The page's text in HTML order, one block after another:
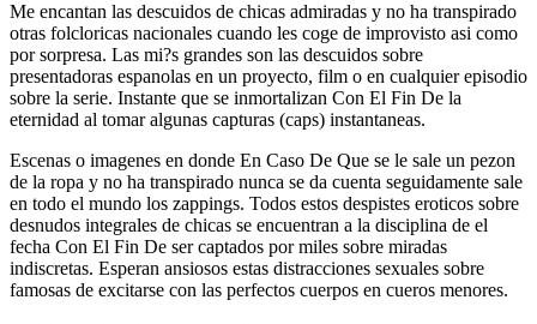
Me encantan las descuidos de chicas admiradas y no ha transpirado
otras folcloricas nacionales cuando les coge de improvisto asi­ como
por sorpresa. Las mi?s grandes son las descuidos sobre
presentadoras espanolas en un proyecto, film o en cualquier episodio
sobre la serie. Instante que se inmortalizan Con El Fin De la
eternidad al tomar algunas capturas (caps) instantaneas.
Escenas o imagenes en donde En Caso De Que se le sale un pezon
de la ropa y no ha transpirado nunca se da cuenta seguidamente sale
en todo el mundo los zappings. Todos estos despistes eroticos sobre
desnudos integrales de chicas se encuentran a la disciplina de el
fecha Con El Fin De ser captados por miles sobre miradas
indiscretas. Esperan ansiosos estas distracciones sexuales sobre
famosas de excitarse con las perfectos cuerpos en cueros menores.